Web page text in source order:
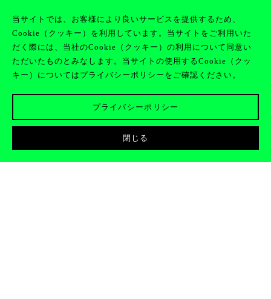
当サイトでは、お客様により良いサービスを提供するため、
Cookie（クッキー）を利用しています。当サイトをご利用いた
だく際には、当社のCookie（クッキー）の利用について同意い
ただいたものとみなします。当サイトの使用するCookie（クッ
キー）についてはプライバシーポリシーをご確認ください。
プライバシーポリシー
閉じる
JOIN
CLAN
EN